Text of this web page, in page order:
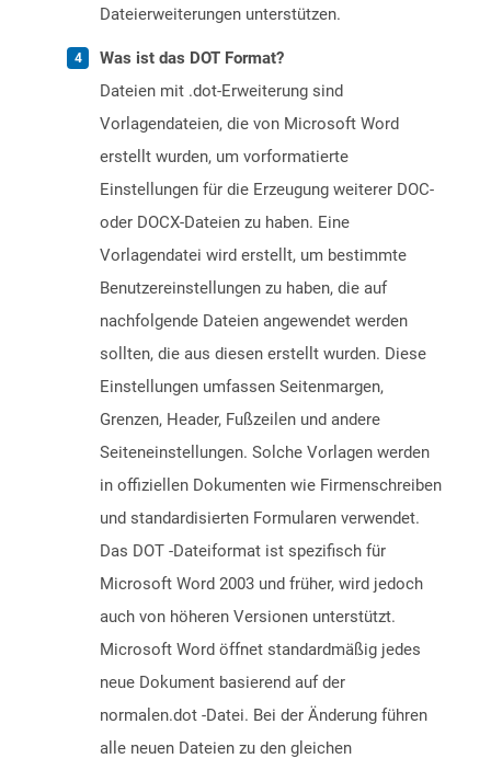
Dateierweiterungen unterstützen.
Was ist das DOT Format?
Dateien mit .dot-Erweiterung sind
Vorlagendateien, die von Microsoft Word
erstellt wurden, um vorformatierte
Einstellungen für die Erzeugung weiterer DOC-
oder DOCX-Dateien zu haben. Eine
Vorlagendatei wird erstellt, um bestimmte
Benutzereinstellungen zu haben, die auf
nachfolgende Dateien angewendet werden
sollten, die aus diesen erstellt wurden. Diese
Einstellungen umfassen Seitenmargen,
Grenzen, Header, Fußzeilen und andere
Seiteneinstellungen. Solche Vorlagen werden
in offiziellen Dokumenten wie Firmenschreiben
und standardisierten Formularen verwendet.
Das DOT -Dateiformat ist spezifisch für
Microsoft Word 2003 und früher, wird jedoch
auch von höheren Versionen unterstützt.
Microsoft Word öffnet standardmäßig jedes
neue Dokument basierend auf der
normalen.dot -Datei. Bei der Änderung führen
alle neuen Dateien zu den gleichen